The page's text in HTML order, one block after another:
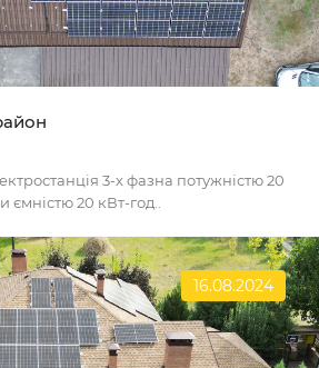
3-х фазна потужністю 20
ємністю 20 кВт-год..
16.08.2024